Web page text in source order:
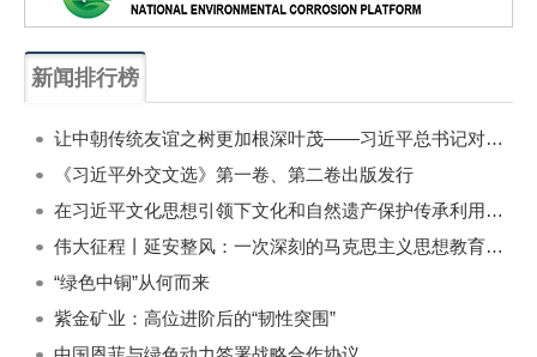
新闻排行榜
让中朝传统友谊之树更加根深叶茂——习近平总书记对朝鲜进行国事访问纪实
《习近平外交文选》第一卷、第二卷出版发行
在习近平文化思想引领下文化和自然遗产保护传承利用工作开创新局面
伟大征程丨延安整风：一次深刻的马克思主义思想教育运动
“绿色中铜”从何而来
紫金矿业：高位进阶后的“韧性突围”